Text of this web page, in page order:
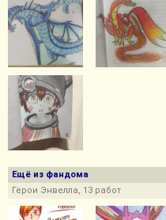
Ещё из фандома
Герои Энвелла, 13 работ